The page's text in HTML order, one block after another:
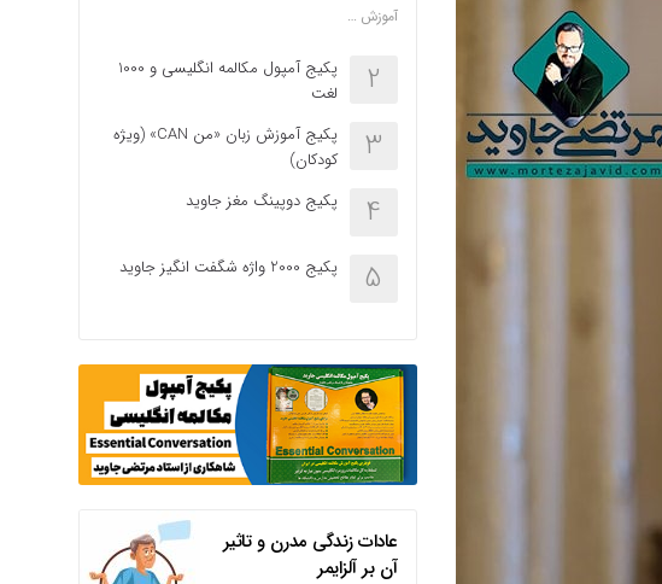
آموزش …
2
پکیج آمپول مکالمه انگلیسی و 1000
لغت
3
پکیج آموزش زبان «من CAN» (ویژه
کودکان)
4 پکیج دوپینگ مغز جاوید
5 پکیج 2000 واژه شگفت انگیز جاوید
عادات زندگی مدرن و تاثیر
آن بر آلزایمر